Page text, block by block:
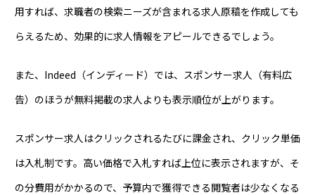
用すれば、求職者の検索ニーズが含まれる求人原稿を作成しても
らえるため、効果的に求人情報をアピールできるでしょう。
また、Indeed（インディード）では、スポンサー求人（有料広
告）のほうが無料掲載の求人よりも表示順位が上がります。
スポンサー求人はクリックされるたびに課金され、クリック単価
は入札制です。高い価格で入札すれば上位に表示されますが、そ
の分費用がかかるので、予算内で獲得できる閲覧者は少なくなる